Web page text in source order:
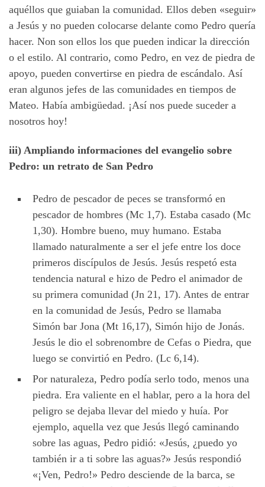
aquéllos que guiaban la comunidad. Ellos deben «seguir»
a Jesús y no pueden colocarse delante como Pedro quería
hacer. Non son ellos los que pueden indicar la dirección
o el estilo. Al contrario, como Pedro, en vez de piedra de
apoyo, pueden convertirse en piedra de escándalo. Así
eran algunos jefes de las comunidades en tiempos de
Mateo. Había ambigüedad. ¡Así nos puede suceder a
nosotros hoy!
iii) Ampliando informaciones del evangelio sobre
Pedro: un retrato de San Pedro
Pedro de pescador de peces se transformó en
pescador de hombres (Mc 1,7). Estaba casado (Mc
1,30). Hombre bueno, muy humano. Estaba
llamado naturalmente a ser el jefe entre los doce
primeros discípulos de Jesús. Jesús respetó esta
tendencia natural e hizo de Pedro el animador de
su primera comunidad (Jn 21, 17). Antes de entrar
en la comunidad de Jesús, Pedro se llamaba
Simón bar Jona (Mt 16,17), Simón hijo de Jonás.
Jesús le dio el sobrenombre de Cefas o Piedra, que
luego se convirtió en Pedro. (Lc 6,14).
Por naturaleza, Pedro podía serlo todo, menos una
piedra. Era valiente en el hablar, pero a la hora del
peligro se dejaba llevar del miedo y huía. Por
ejemplo, aquella vez que Jesús llegó caminando
sobre las aguas, Pedro pidió: «Jesús, ¿puedo yo
también ir a ti sobre las aguas?» Jesús respondió
«¡Ven, Pedro!» Pedro desciende de la barca, se